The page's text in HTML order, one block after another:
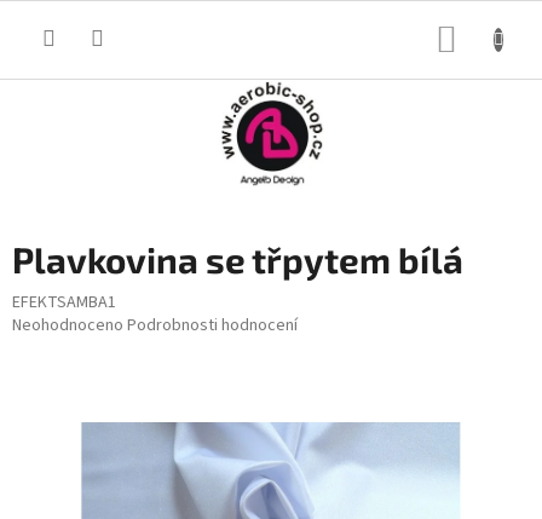
Plavkovina se třpytem bílá
EFEKTSAMBA1
Průměrné
Neohodnoceno Podrobnosti hodnocení